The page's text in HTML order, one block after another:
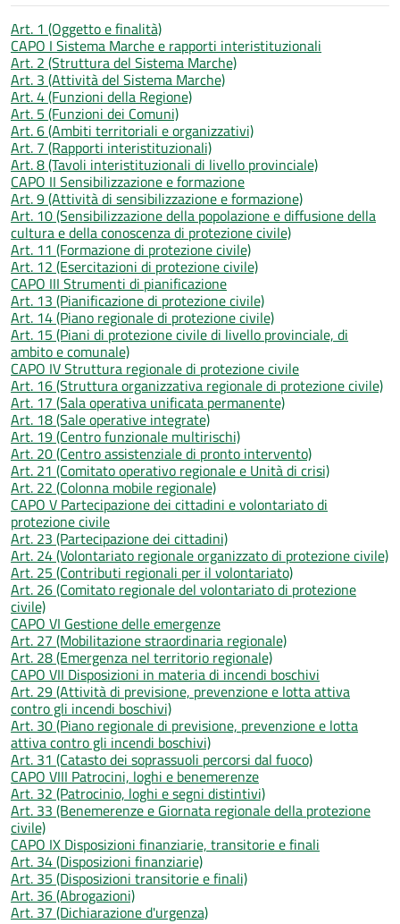
Art. 1 (Oggetto e finalità)
CAPO I Sistema Marche e rapporti interistituzionali
Art. 2 (Struttura del Sistema Marche)
Art. 3 (Attività del Sistema Marche)
Art. 4 (Funzioni della Regione)
Art. 5 (Funzioni dei Comuni)
Art. 6 (Ambiti territoriali e organizzativi)
Art. 7 (Rapporti interistituzionali)
Art. 8 (Tavoli interistituzionali di livello provinciale)
CAPO II Sensibilizzazione e formazione
Art. 9 (Attività di sensibilizzazione e formazione)
Art. 10 (Sensibilizzazione della popolazione e diffusione della
cultura e della conoscenza di protezione civile)
Art. 11 (Formazione di protezione civile)
Art. 12 (Esercitazioni di protezione civile)
CAPO III Strumenti di pianificazione
Art. 13 (Pianificazione di protezione civile)
Art. 14 (Piano regionale di protezione civile)
Art. 15 (Piani di protezione civile di livello provinciale, di
ambito e comunale)
CAPO IV Struttura regionale di protezione civile
Art. 16 (Struttura organizzativa regionale di protezione civile)
Art. 17 (Sala operativa unificata permanente)
Art. 18 (Sale operative integrate)
Art. 19 (Centro funzionale multirischi)
Art. 20 (Centro assistenziale di pronto intervento)
Art. 21 (Comitato operativo regionale e Unità di crisi)
Art. 22 (Colonna mobile regionale)
CAPO V Partecipazione dei cittadini e volontariato di
protezione civile
Art. 23 (Partecipazione dei cittadini)
Art. 24 (Volontariato regionale organizzato di protezione civile)
Art. 25 (Contributi regionali per il volontariato)
Art. 26 (Comitato regionale del volontariato di protezione
civile)
CAPO VI Gestione delle emergenze
Art. 27 (Mobilitazione straordinaria regionale)
Art. 28 (Emergenza nel territorio regionale)
CAPO VII Disposizioni in materia di incendi boschivi
Art. 29 (Attività di previsione, prevenzione e lotta attiva
contro gli incendi boschivi)
Art. 30 (Piano regionale di previsione, prevenzione e lotta
attiva contro gli incendi boschivi)
Art. 31 (Catasto dei soprassuoli percorsi dal fuoco)
CAPO VIII Patrocini, loghi e benemerenze
Art. 32 (Patrocinio, loghi e segni distintivi)
Art. 33 (Benemerenze e Giornata regionale della protezione
civile)
CAPO IX Disposizioni finanziarie, transitorie e finali
Art. 34 (Disposizioni finanziarie)
Art. 35 (Disposizioni transitorie e finali)
Art. 36 (Abrogazioni)
Art. 37 (Dichiarazione d'urgenza)